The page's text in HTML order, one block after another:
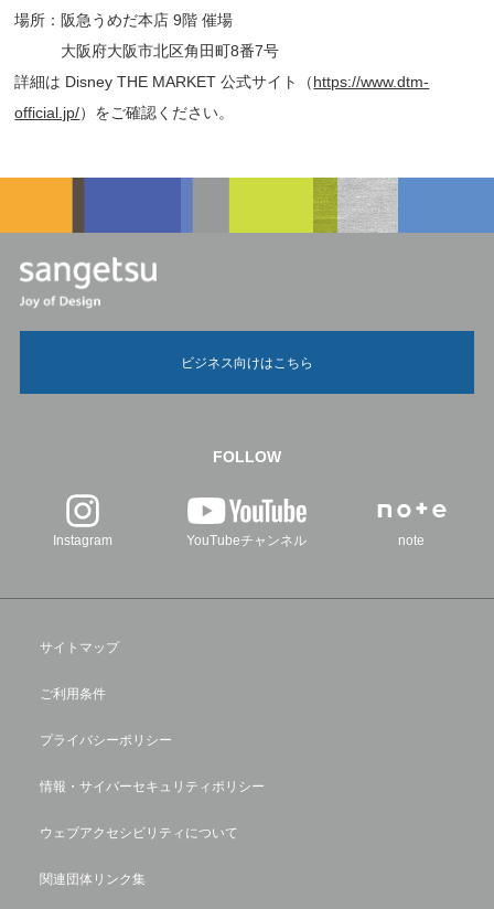
場所：阪急うめだ本店 9階 催場
大阪府大阪市北区角田町8番7号
詳細は Disney THE MARKET 公式サイト（https://www.dtm-
official.jp/）をご確認ください。
ビジネス向けはこちら
FOLLOW
Instagram YouTubeチャンネル note
サイトマップ
ご利用条件
プライバシーポリシー
情報・サイバーセキュリティポリシー
ウェブアクセシビリティについて
関連団体リンク集